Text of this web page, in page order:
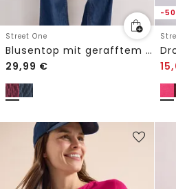
Street One
Blusentop mit gerafftem Rundhals
29,99 €
-